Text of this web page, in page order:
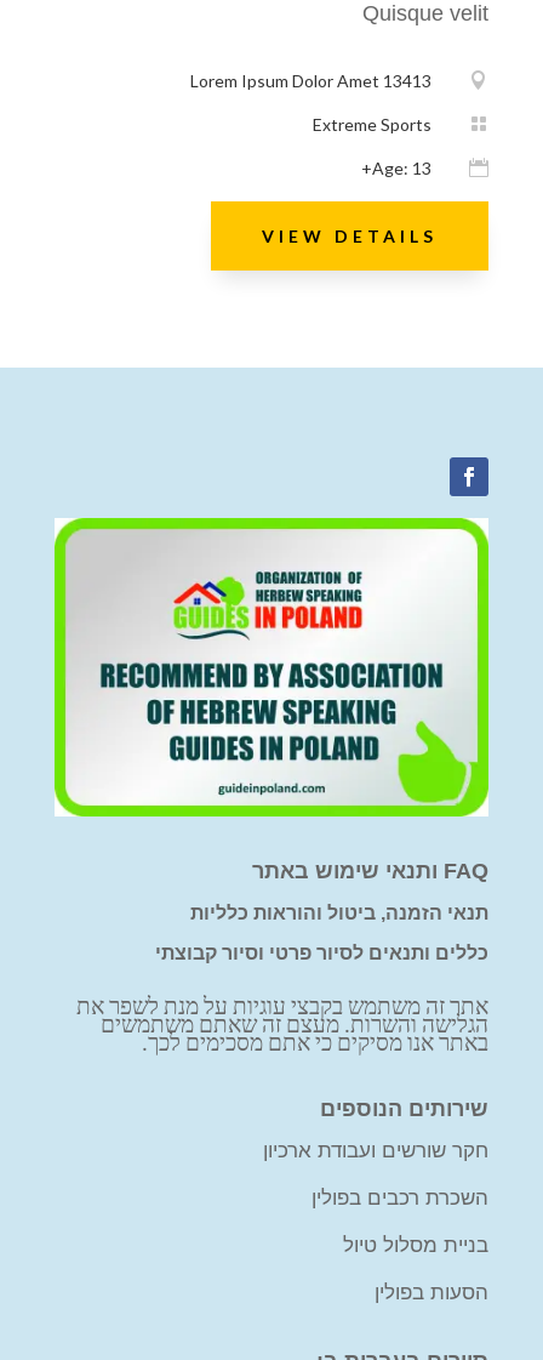
Quisque velit

Lorem Ipsum Dolor Amet 13413

Extreme Sports

Age: 13+
VIEW DETAILS
FAQ ותנאי שימוש באתר
תנאי הזמנה, ביטול והוראות כלליות
כללים ותנאים לסיור פרטי וסיור קבוצתי
אתר זה משתמש בקבצי עוגיות על מנת לשפר את
הגלישה והשרות. מעצם זה שאתם משתמשים
באתר אנו מסיקים כי אתם מסכימים לכך.
שירותים הנוספים
חקר שורשים ועבודת ארכיון
השכרת רכבים בפולין
בניית מסלול טיול
הסעות בפולין